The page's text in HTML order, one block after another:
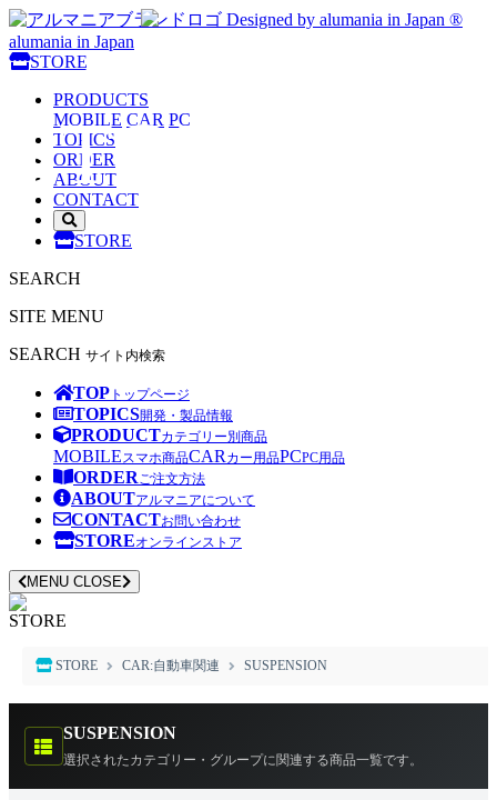
alumania
STORE
Designed by alumania in Japan ®
alumania in Japan
STORE
PRODUCTS
MOBILE CAR PC
TOPICS
ORDER
ABOUT
CONTACT
サ
イ
内
索
開
STORE
SEARCH
SITE MENU
SEARCH サイト内検索
TOP トップページ
TOPICS開発・製品情報
PRODUCTカテゴリー別商品
MOBILEスマホ商品CAR カー用品PCPC用品
ORDERご注文方法
ABOUTアルマニアについて
CONTACTお問い合わせ
STOREオンラインストア
MENU CLOSE
STORE
STORE CAR:自動車関連 SUSPENSION
SUSPENSION
選択されたカテゴリー・グループに関連する商品一覧です。